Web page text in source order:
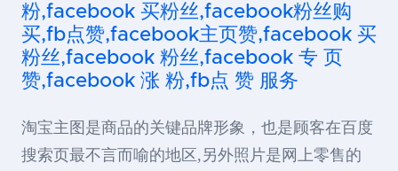
粉,facebook 买粉丝,facebook粉丝购
买,fb点赞,facebook主页赞,facebook 买
粉丝,facebook 粉丝,facebook 专 页
赞,facebook 涨 粉,fb点 赞 服务
淘宝主图是商品的关键品牌形象，也是顾客在百度
搜索页最不言而喻的地区,另外照片是网上零售的